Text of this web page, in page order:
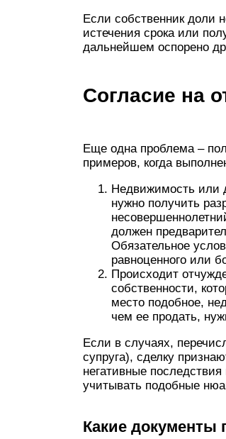
Если собственник доли
истечения срока или
дальнейшем оспорено
Согласие на
Еще одна проблема –
примеров, когда
Недвижимость или
нужно получить
должен
Обязательное
равноценного или
Происходит
собственности,
место подобное,
чем ее продать,
Если в случаях,
супруга), сделку
негативные
учитывать подобные
Какие документы